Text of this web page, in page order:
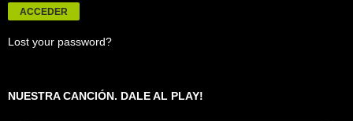
Lost your password?
NUESTRA CANCIÓN. DALE AL PLAY!